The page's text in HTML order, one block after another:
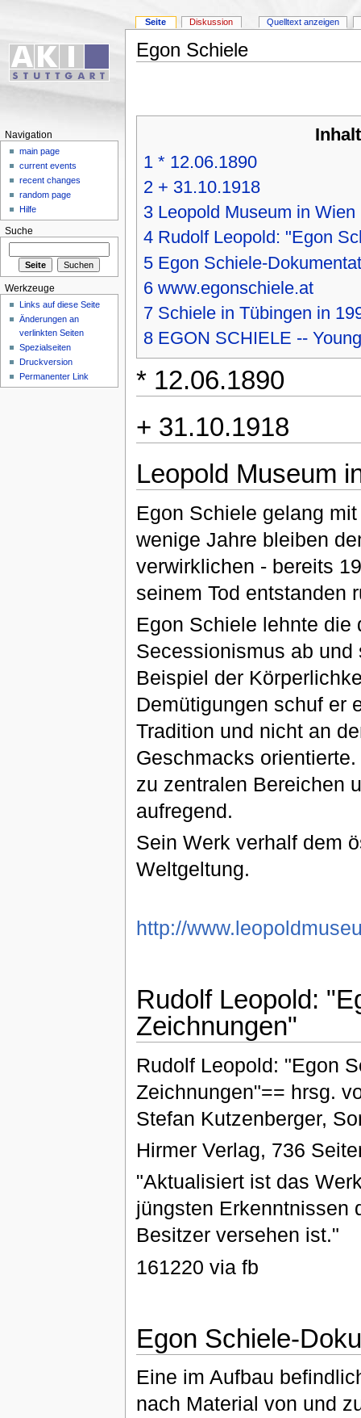
Egon Schiele
1 * 12.06.1890
2 + 31.10.1918
3 Leopold Museum in Wien
4 Rudolf Leopold: "Egon
5 Egon Schiele-
6 www.egonschiele.at
7 Schiele in Tübingen in
8 EGON SCHIELE --
* 12.06.1890
+ 31.10.1918
Leopold Museum
Egon Schiele gelang
wenige Jahre bleiben
verwirklichen - bereits
seinem Tod entstanden
Egon Schiele lehnte die
Secessionismus ab
Beispiel der
Demütigungen schuf er
Tradition und nicht an
Geschmacks
zu zentralen Bereichen
aufregend.
Sein Werk verhalf dem
Weltgeltung.
http://
Rudolf Leopold:
Zeichnungen"
Rudolf Leopold: "Egon
Zeichnungen"== hrsg.
Stefan Kutzenberger,
Hirmer Verlag, 736
"Aktualisiert ist das
jüngsten Erkenntnissen
Besitzer versehen ist."
161220 via fb
Egon Schiele-
Eine im Aufbau
nach Material von und
Seite Diskussion Quelltext anzeigen
Navigation
main page
current events
recent changes
random page
Hilfe
Suche
Werkzeuge
Links auf diese Seite
Änderungen an
verlinkten Seiten
Spezialseiten
Druckversion
Permanenter Link